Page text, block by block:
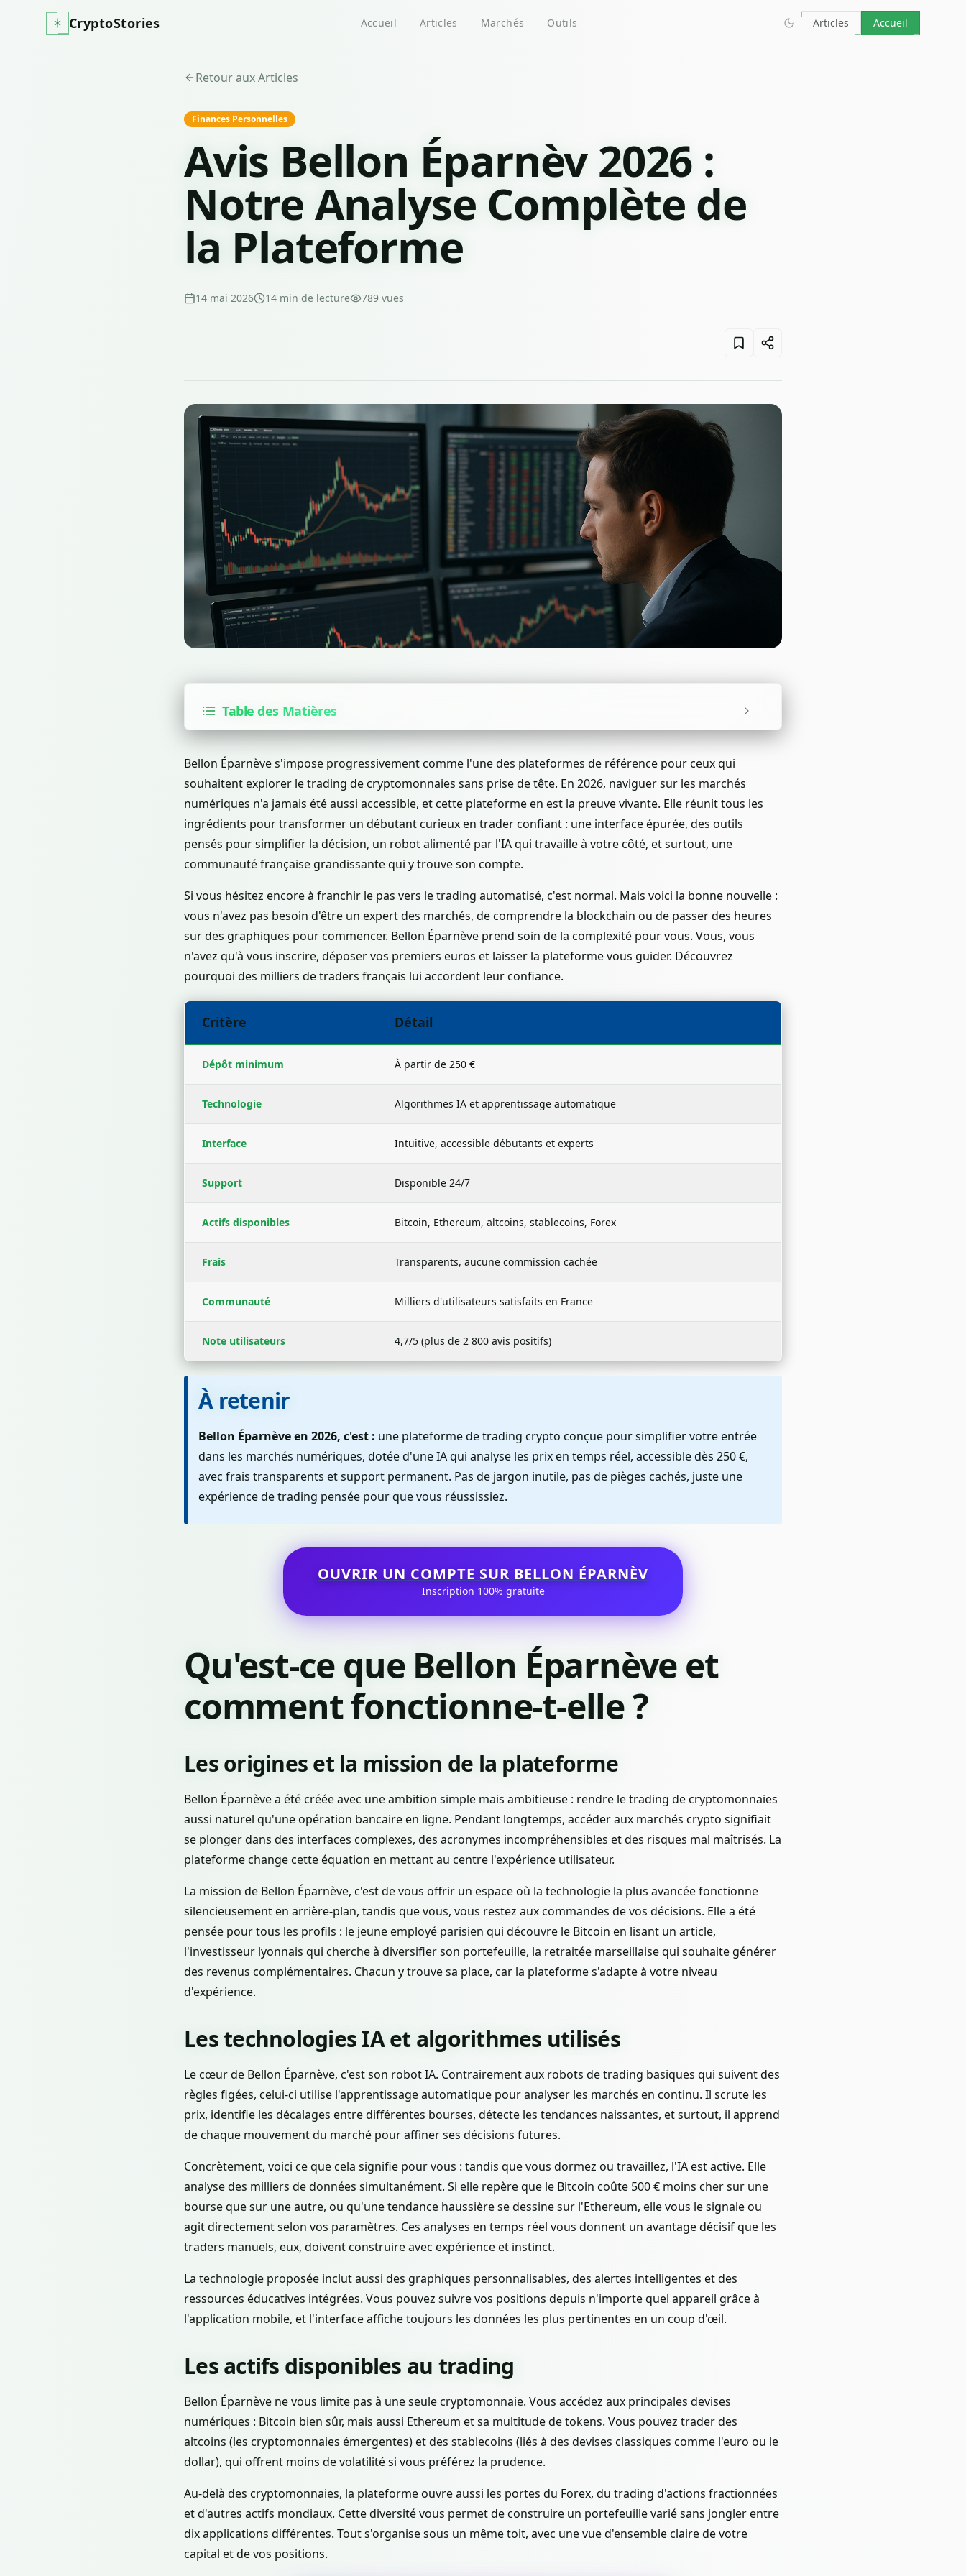
CryptoStories Accueil Articles Marchés Outils Articles Accueil
Retour aux Articles
Finances Personnelles
Avis Bellon Éparnèv 2026 :
Notre Analyse Complète de
la Plateforme
14 mai 2026 14 min de lecture 789 vues
Table des Matières
Bellon Éparnève s'impose progressivement comme l'une des plateformes de référence pour ceux qui
souhaitent explorer le trading de cryptomonnaies sans prise de tête. En 2026, naviguer sur les marchés
numériques n'a jamais été aussi accessible, et cette plateforme en est la preuve vivante. Elle réunit tous les
ingrédients pour transformer un débutant curieux en trader confiant : une interface épurée, des outils
pensés pour simplifier la décision, un robot alimenté par l'IA qui travaille à votre côté, et surtout, une
communauté française grandissante qui y trouve son compte.
Si vous hésitez encore à franchir le pas vers le trading automatisé, c'est normal. Mais voici la bonne nouvelle :
vous n'avez pas besoin d'être un expert des marchés, de comprendre la blockchain ou de passer des heures
sur des graphiques pour commencer. Bellon Éparnève prend soin de la complexité pour vous. Vous, vous
n'avez qu'à vous inscrire, déposer vos premiers euros et laisser la plateforme vous guider. Découvrez
pourquoi des milliers de traders français lui accordent leur confiance.
Critère Détail
Dépôt minimum À partir de 250 €
Technologie Algorithmes IA et apprentissage automatique
Interface Intuitive, accessible débutants et experts
Support Disponible 24/7
Actifs disponibles Bitcoin, Ethereum, altcoins, stablecoins, Forex
Frais Transparents, aucune commission cachée
Communauté Milliers d'utilisateurs satisfaits en France
Note utilisateurs 4,7/5 (plus de 2 800 avis positifs)
À retenir
Bellon Éparnève en 2026, c'est : une plateforme de trading crypto conçue pour simplifier votre entrée
dans les marchés numériques, dotée d'une IA qui analyse les prix en temps réel, accessible dès 250 €,
avec frais transparents et support permanent. Pas de jargon inutile, pas de pièges cachés, juste une
expérience de trading pensée pour que vous réussissiez.
OUVRIR UN COMPTE SUR BELLON ÉPARNÈV
Inscription 100% gratuite
Qu'est-ce que Bellon Éparnève et
comment fonctionne-t-elle ?
Les origines et la mission de la plateforme
Bellon Éparnève a été créée avec une ambition simple mais ambitieuse : rendre le trading de cryptomonnaies
aussi naturel qu'une opération bancaire en ligne. Pendant longtemps, accéder aux marchés crypto signifiait
se plonger dans des interfaces complexes, des acronymes incompréhensibles et des risques mal maîtrisés. La
plateforme change cette équation en mettant au centre l'expérience utilisateur.
La mission de Bellon Éparnève, c'est de vous offrir un espace où la technologie la plus avancée fonctionne
silencieusement en arrière-plan, tandis que vous, vous restez aux commandes de vos décisions. Elle a été
pensée pour tous les profils : le jeune employé parisien qui découvre le Bitcoin en lisant un article,
l'investisseur lyonnais qui cherche à diversifier son portefeuille, la retraitée marseillaise qui souhaite générer
des revenus complémentaires. Chacun y trouve sa place, car la plateforme s'adapte à votre niveau
d'expérience.
Les technologies IA et algorithmes utilisés
Le cœur de Bellon Éparnève, c'est son robot IA. Contrairement aux robots de trading basiques qui suivent des
règles figées, celui-ci utilise l'apprentissage automatique pour analyser les marchés en continu. Il scrute les
prix, identifie les décalages entre différentes bourses, détecte les tendances naissantes, et surtout, il apprend
de chaque mouvement du marché pour affiner ses décisions futures.
Concrètement, voici ce que cela signifie pour vous : tandis que vous dormez ou travaillez, l'IA est active. Elle
analyse des milliers de données simultanément. Si elle repère que le Bitcoin coûte 500 € moins cher sur une
bourse que sur une autre, ou qu'une tendance haussière se dessine sur l'Ethereum, elle vous le signale ou
agit directement selon vos paramètres. Ces analyses en temps réel vous donnent un avantage décisif que les
traders manuels, eux, doivent construire avec expérience et instinct.
La technologie proposée inclut aussi des graphiques personnalisables, des alertes intelligentes et des
ressources éducatives intégrées. Vous pouvez suivre vos positions depuis n'importe quel appareil grâce à
l'application mobile, et l'interface affiche toujours les données les plus pertinentes en un coup d'œil.
Les actifs disponibles au trading
Bellon Éparnève ne vous limite pas à une seule cryptomonnaie. Vous accédez aux principales devises
numériques : Bitcoin bien sûr, mais aussi Ethereum et sa multitude de tokens. Vous pouvez trader des
altcoins (les cryptomonnaies émergentes) et des stablecoins (liés à des devises classiques comme l'euro ou le
dollar), qui offrent moins de volatilité si vous préférez la prudence.
Au-delà des cryptomonnaies, la plateforme ouvre aussi les portes du Forex, du trading d'actions fractionnées
et d'autres actifs mondiaux. Cette diversité vous permet de construire un portefeuille varié sans jongler entre
dix applications différentes. Tout s'organise sous un même toit, avec une vue d'ensemble claire de votre
capital et de vos positions.